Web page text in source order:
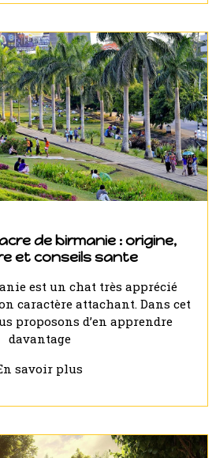
de birmanie : origine,
et conseils sante
est un chat très apprécié
caractère attachant. Dans cet
proposons d’en apprendre
davantage
savoir plus